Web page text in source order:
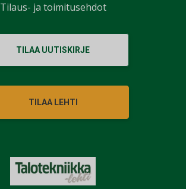
TILAA UUTISKIRJE
TILAA LEHTI
Tilaus- ja toimitusehdot